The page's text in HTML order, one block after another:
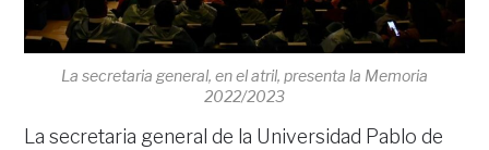
La secretaria general, en el atril, presenta la Memoria
2022/2023
La secretaria general de la Universidad Pablo de